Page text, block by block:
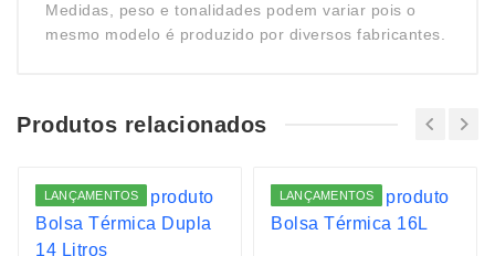
Medidas, peso e tonalidades podem variar pois o
mesmo modelo é produzido por diversos fabricantes.
Produtos relacionados
LANÇAMENTOS LANÇAMENTOS